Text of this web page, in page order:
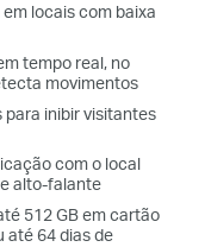
locais com baixa
tempo real, no
movimentos
inibir visitantes
com o local
alto-falante
512 GB em cartão
até 64 dias de